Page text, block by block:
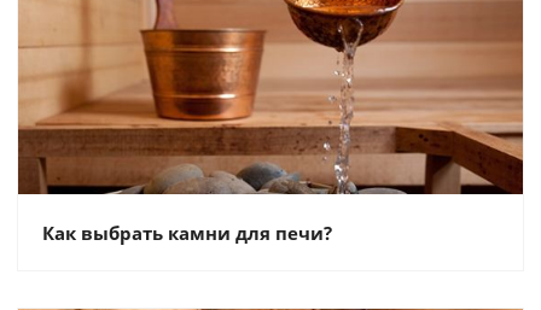
Как выбрать камни для печи?